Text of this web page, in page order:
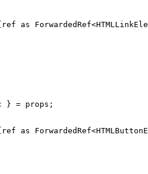
as
} = props;
as